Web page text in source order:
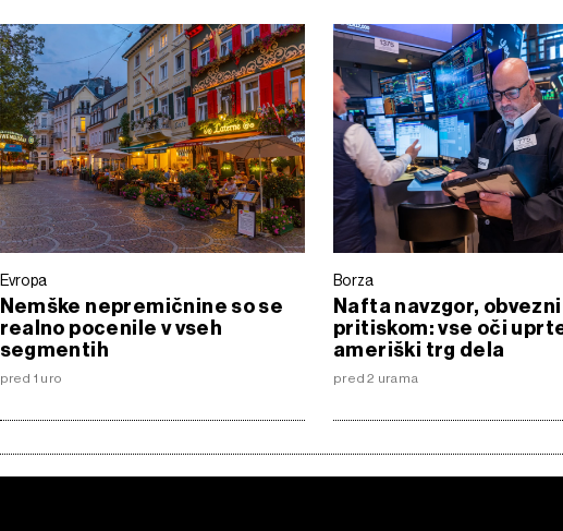
Evropa
Nemške nepremičnine so se
realno pocenile v vseh
segmentih
pred 1 uro
Borza
Nafta navzgor,
pritiskom: vse oči
ameriški trg dela
pred 2 urama